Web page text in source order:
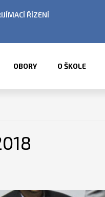
V OBDOBÍ LETNÍCH PRÁZDNIN
OBORY O ŠKOLE